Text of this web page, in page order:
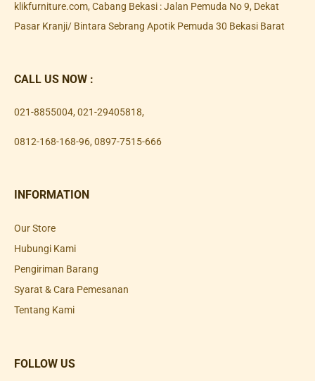
klikfurniture.com, Cabang Bekasi : Jalan Pemuda No 9, Dekat
Pasar Kranji/ Bintara Sebrang Apotik Pemuda 30 Bekasi Barat
CALL US NOW :
021-8855004, 021-29405818,
0812-168-168-96, 0897-7515-666
INFORMATION
Our Store
Hubungi Kami
Pengiriman Barang
Syarat & Cara Pemesanan
Tentang Kami
FOLLOW US